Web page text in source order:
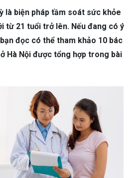
là biện pháp tầm soát sức khỏe
từ 21 tuổi trở lên. Nếu đang có ý
đọc có thể tham khảo 10 bác
Hà Nội được tổng hợp trong bài